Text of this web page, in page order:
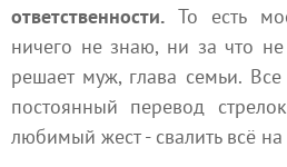
ответственности. То есть
ничего не знаю, ни за что
решает муж, глава семьи.
постоянный перевод
любимый жест - свалить всё